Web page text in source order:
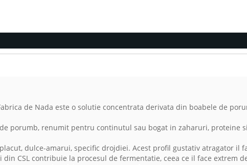
de Nada este o solutie concentrata derivata din boabele de
porumb, renumit pentru continutul sau bogat in zaharuri, proteine
dulce-amarui, specific drojdiei. Acest profil gustativ atragator il
CSL contribuie la procesul de fermentatie, ceea ce il face extrem